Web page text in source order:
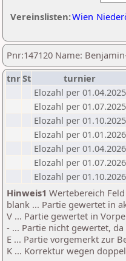
Vereinslisten:Wien
Pnr:147120 Name:
tnrSt turnier
Elozahl per 01.04.2025
Elozahl per 01.07.2025
Elozahl per 01.10.2025
Elozahl per 01.01.2026
Elozahl per 01.04.2026
Elozahl per 01.07.2026
Elozahl per 01.10.2026
Hinweis1 Wertebereich Feld
blank ... Partie gewertet in
V ... Partie gewertet in
- ... Partie nicht gewertet,
E ... Partie vorgemerkt zur
K ... Korrektur wegen